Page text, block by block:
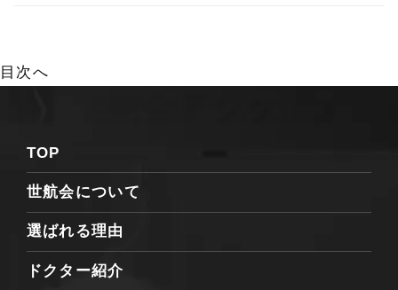
目次へ
TOP
世航会について
選ばれる理由
ドクター紹介